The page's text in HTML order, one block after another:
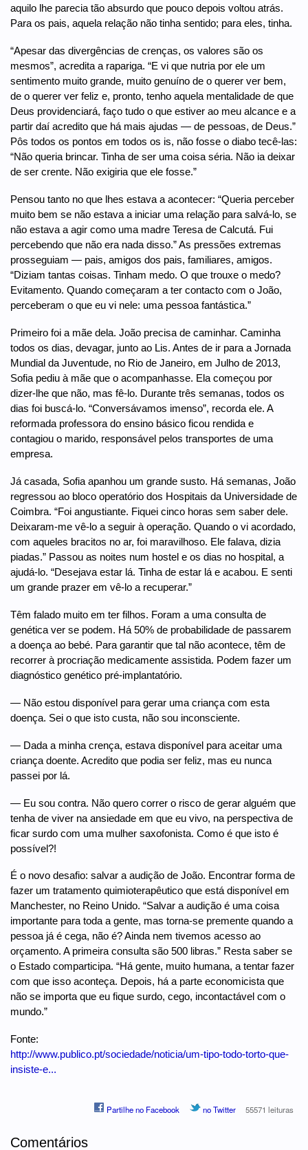
aquilo lhe parecia tão absurdo que pouco depois voltou atrás.
Para os pais, aquela relação não tinha sentido; para eles, tinha.
“Apesar das divergências de crenças, os valores são os
mesmos”, acredita a rapariga. “E vi que nutria por ele um
sentimento muito grande, muito genuíno de o querer ver bem,
de o querer ver feliz e, pronto, tenho aquela mentalidade de que
Deus providenciará, faço tudo o que estiver ao meu alcance e a
partir daí acredito que há mais ajudas — de pessoas, de Deus.”
Pôs todos os pontos em todos os is, não fosse o diabo tecê-las:
“Não queria brincar. Tinha de ser uma coisa séria. Não ia deixar
de ser crente. Não exigiria que ele fosse.”
Pensou tanto no que lhes estava a acontecer: “Queria perceber
muito bem se não estava a iniciar uma relação para salvá-lo, se
não estava a agir como uma madre Teresa de Calcutá. Fui
percebendo que não era nada disso.” As pressões extremas
prosseguiam — pais, amigos dos pais, familiares, amigos.
“Diziam tantas coisas. Tinham medo. O que trouxe o medo?
Evitamento. Quando começaram a ter contacto com o João,
perceberam o que eu vi nele: uma pessoa fantástica.”
Primeiro foi a mãe dela. João precisa de caminhar. Caminha
todos os dias, devagar, junto ao Lis. Antes de ir para a Jornada
Mundial da Juventude, no Rio de Janeiro, em Julho de 2013,
Sofia pediu à mãe que o acompanhasse. Ela começou por
dizer-lhe que não, mas fê-lo. Durante três semanas, todos os
dias foi buscá-lo. “Conversávamos imenso”, recorda ele. A
reformada professora do ensino básico ficou rendida e
contagiou o marido, responsável pelos transportes de uma
empresa.
Já casada, Sofia apanhou um grande susto. Há semanas, João
regressou ao bloco operatório dos Hospitais da Universidade de
Coimbra. “Foi angustiante. Fiquei cinco horas sem saber dele.
Deixaram-me vê-lo a seguir à operação. Quando o vi acordado,
com aqueles bracitos no ar, foi maravilhoso. Ele falava, dizia
piadas.” Passou as noites num hostel e os dias no hospital, a
ajudá-lo. “Desejava estar lá. Tinha de estar lá e acabou. E senti
um grande prazer em vê-lo a recuperar.”
Têm falado muito em ter filhos. Foram a uma consulta de
genética ver se podem. Há 50% de probabilidade de passarem
a doença ao bebé. Para garantir que tal não acontece, têm de
recorrer à procriação medicamente assistida. Podem fazer um
diagnóstico genético pré-implantatório.
— Não estou disponível para gerar uma criança com esta
doença. Sei o que isto custa, não sou inconsciente.
— Dada a minha crença, estava disponível para aceitar uma
criança doente. Acredito que podia ser feliz, mas eu nunca
passei por lá.
— Eu sou contra. Não quero correr o risco de gerar alguém que
tenha de viver na ansiedade em que eu vivo, na perspectiva de
ficar surdo com uma mulher saxofonista. Como é que isto é
possível?!
É o novo desafio: salvar a audição de João. Encontrar forma de
fazer um tratamento quimioterapêutico que está disponível em
Manchester, no Reino Unido. “Salvar a audição é uma coisa
importante para toda a gente, mas torna-se premente quando a
pessoa já é cega, não é? Ainda nem tivemos acesso ao
orçamento. A primeira consulta são 500 libras.” Resta saber se
o Estado comparticipa. “Há gente, muito humana, a tentar fazer
com que isso aconteça. Depois, há a parte economicista que
não se importa que eu fique surdo, cego, incontactável com o
mundo.”
Fonte:
http://www.publico.pt/sociedade/noticia/um-tipo-todo-torto-que-
insiste-e...
Partilhe no Facebook no Twitter 55571 leituras
Comentários